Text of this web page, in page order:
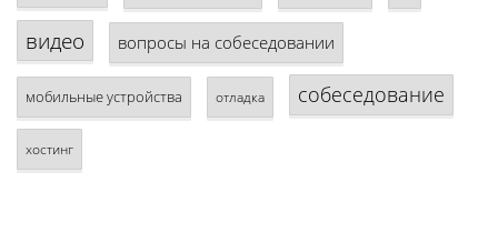
видео вопросы на собеседовании
мобильные устройства отладка собеседование
хостинг